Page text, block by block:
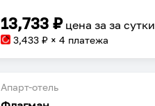
13,733 ₽ цена заза сутки
3,433 ₽ × 4 платежа
Апарт-отель